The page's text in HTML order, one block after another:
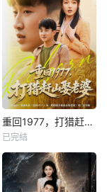
重回1977，打猎赶山娶老婆
已完结